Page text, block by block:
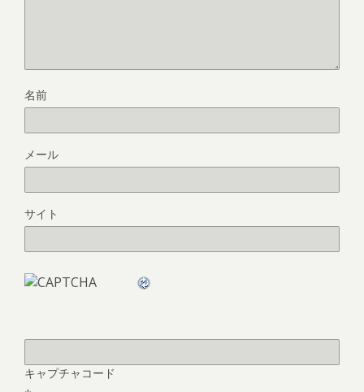
名前
メール
サイト
キャプチャコード